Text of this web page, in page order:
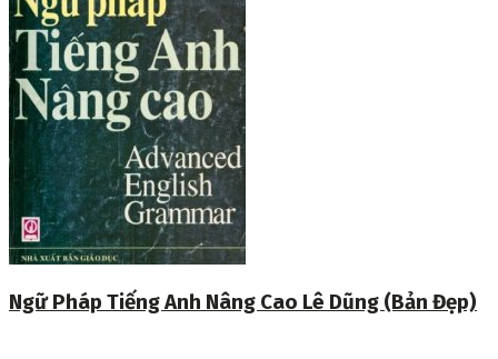
Ngữ Pháp Tiếng Anh Nâng Cao Lê Dũng (Bản Đẹp)